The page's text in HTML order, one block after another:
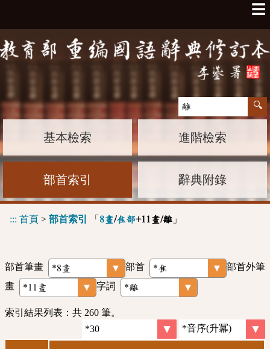
☰
基本檢索 進階檢索
部首索引 辭典附錄
::: 首頁 > 部首索引 「 8畫/隹部+11畫/離 」
部首筆畫 部首
部首外筆
畫
字詞
索引結果列表：共 260 筆。